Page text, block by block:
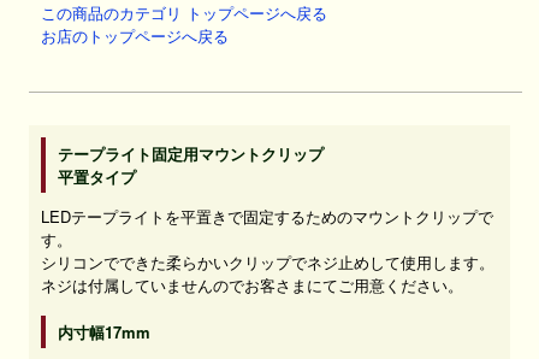
この商品のカテゴリ トップページへ戻る
お店のトップページへ戻る
テープライト固定用マウントクリップ
平置タイプ
LEDテープライトを平置きで固定するためのマウントクリップで
す。
シリコンでできた柔らかいクリップでネジ止めして使用します。
ネジは付属していませんのでお客さまにてご用意ください。
内寸幅17mm